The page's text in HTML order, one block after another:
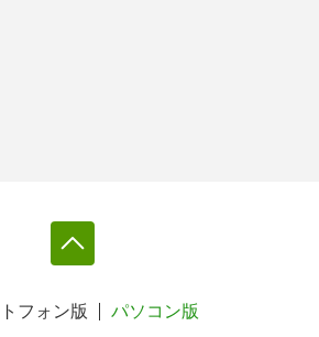
フォン版 パソコン版